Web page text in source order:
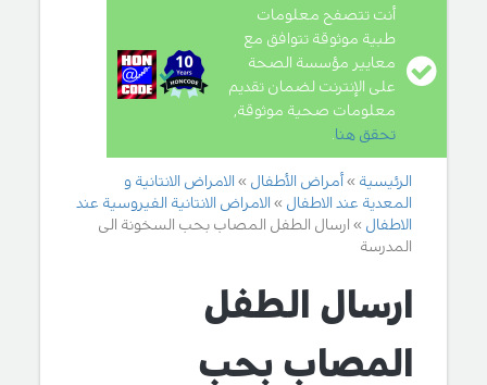
أنت تتصفح معلومات
طبية موثوقة تتوافق مع
معايير مؤسسة الصحة
على الإنترنت لضمان تقديم
معلومات صحية موثوقة,
تحقق هنا
الرئيسية أمراض الأطفال
الامراض الانتانية و
المعدية عند الاطفال
الامراض الانتانية الفيروسية عند
الاطفال
ارسال الطفل المصاب بحب السخونة الى
المدرسة
ارسال الطفل
المصاب بحب